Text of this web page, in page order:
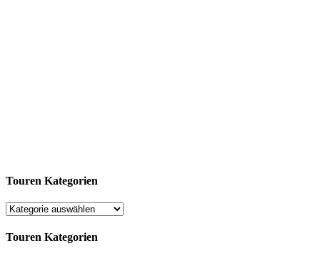
Touren Kategorien
Touren Kategorien